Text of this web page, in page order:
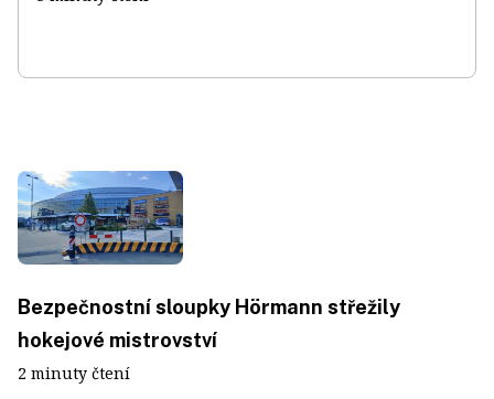
Bezpečnostní sloupky Hörmann střežily
hokejové mistrovství
2 minuty čtení